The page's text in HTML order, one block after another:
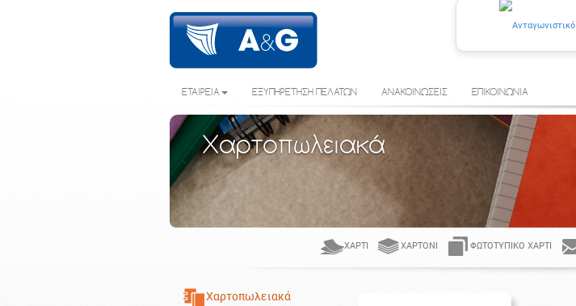
ΕΤΑΙΡΕΙΑ ΕΞΥΠΗΡΕΤΗΣΗ ΠΕΛΑΤΩΝ ΑΝΑΚΟΙΝΩΣΕΙΣ ΕΠΙΚΟΙΝΩΝΙΑ
Χαρτοπωλειακά
ΧΑΡΤΊ ΧΑΡΤΌΝΙ ΦΩΤΟΤΥΠΙΚΌ ΧΑΡΤΊ
Χαρτοπωλειακά